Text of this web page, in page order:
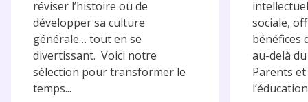
réviser l’histoire ou de
développer sa culture
générale… tout en se
divertissant. Voici notre
sélection pour transformer le
temps...
sociale,
bénéfices
au-delà
Parents